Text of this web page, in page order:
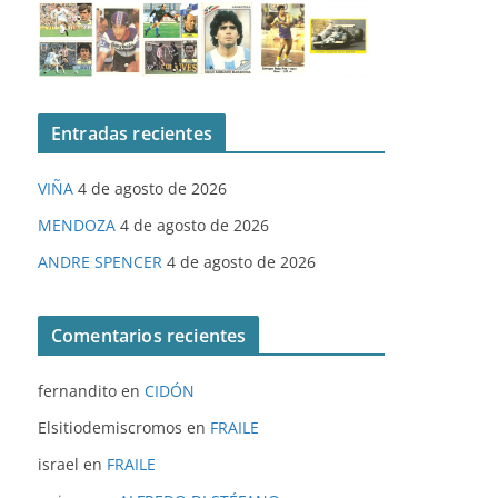
Entradas recientes
VIÑA 4 de agosto de 2026
MENDOZA 4 de agosto de 2026
ANDRE SPENCER 4 de agosto de 2026
Comentarios recientes
fernandito en CIDÓN
Elsitiodemiscromos en FRAILE
israel en FRAILE